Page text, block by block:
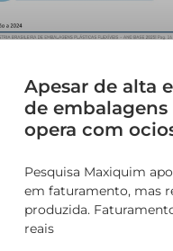
Apesar de alta
de
opera com
Pesquisa Maxiquim
em faturamento, mas
produzida.
reais